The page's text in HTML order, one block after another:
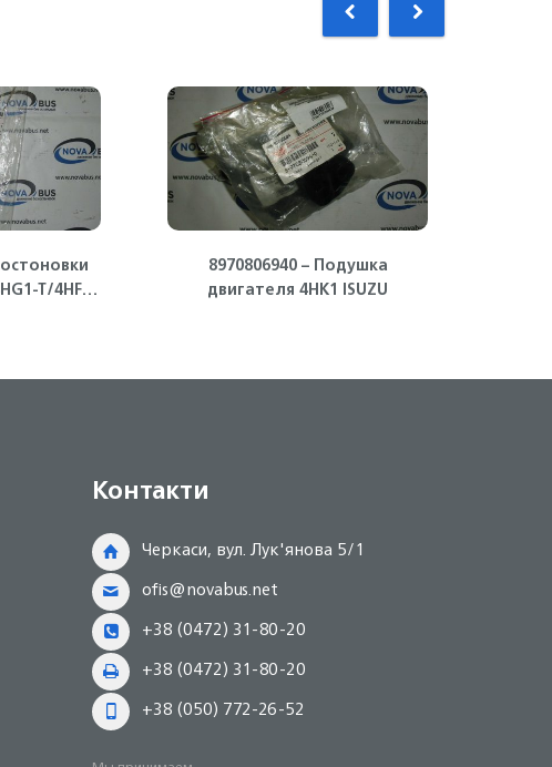
8970806940 – Подушка
двигателя 4HK1 ISUZU
Контакти
Черкаси, вул. Лук'янова 5/1
ofis@novabus.net
+38 (0472) 31-80-20
+38 (0472) 31-80-20
+38 (050) 772-26-52